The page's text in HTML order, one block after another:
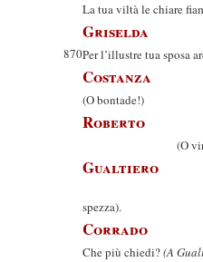
La tua viltà le chiare
Griselda
870Per l’illustre tua sposa
Costanza
(O bontade!)
Roberto
(O
Gualtiero
(Il
spezza).
Corrado
Che più chiedi?(A